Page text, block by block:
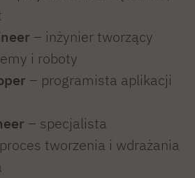
– inżynier tworzący
i roboty
– programista aplikacji
– specjalista
tworzenia i wdrażania